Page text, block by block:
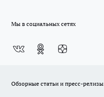
Мы в социальных сетях
Обзорные статьи и пресс-релизы